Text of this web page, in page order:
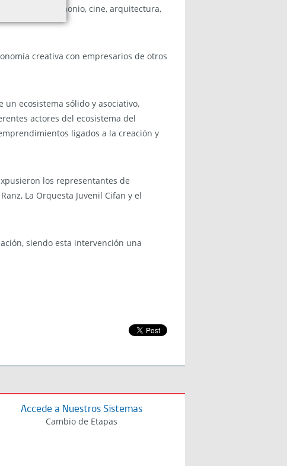
ciencia, patrimonio, cine, arquitectura,
creativa con empresarios de otros
ecosistema sólido y asociativo,
actores del ecosistema del
ligados a la creación y
los representantes de
La Orquesta Juvenil Cifan y el
siendo esta intervención una
Accede a Nuestros Sistemas
Cambio de Etapas